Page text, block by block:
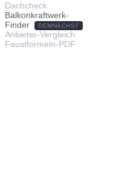
Dachcheck
Balkonkraftwerk-
Finder
DEMNÄCHST
Anbieter-Vergleich
Faustformeln-PDF